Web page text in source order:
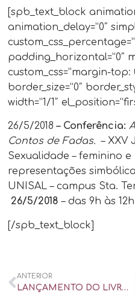
[spb_text_block
animation_delay=”0″
padding_horizontal=”0″
custom_css=”margin-
border_size=”0″
width=”1/1″
26/5/2018 – Conferência:
Contos de Fadas. – XXV
Sexualidade – feminino e
representações
UNISAL – campus Sta.
26/5/2018 – das 9h às 12h
[/spb_text_block]
ANTERIOR
LANÇAMENTO DO LIVRO: SEXOTERAPIA: DESEJOS, CONFLITOS, NOVOS CAMINHOS EM HISTÓRIAS REAIS.